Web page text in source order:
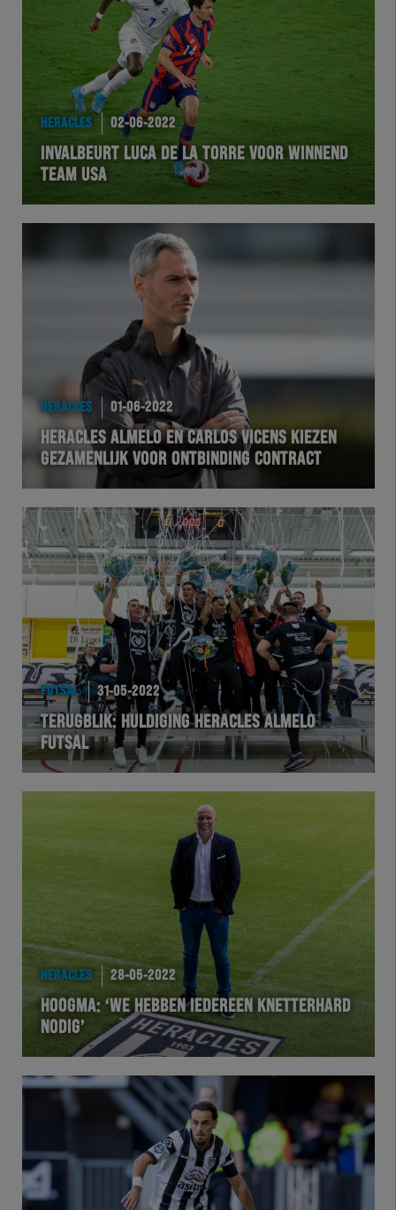
HERACLES 02-06-2022
INVALBEURT LUCA DE LA TORRE VOOR WINNEND
TEAM USA
HERACLES 01-06-2022
HERACLES ALMELO EN CARLOS VICENS KIEZEN
GEZAMENLIJK VOOR ONTBINDING CONTRACT
FUTSAL 31-05-2022
TERUGBLIK: HULDIGING HERACLES ALMELO
FUTSAL
HERACLES 28-05-2022
HOOGMA: ‘WE HEBBEN IEDEREEN KNETTERHARD
NODIG’